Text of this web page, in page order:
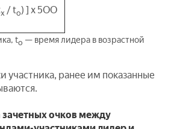
х / tо) ] x 5ОО
tо — время лидера в возрастной
участника, ранее им показанные
зачетных очков между